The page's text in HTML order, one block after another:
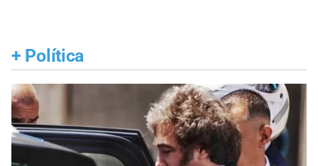
+ Política